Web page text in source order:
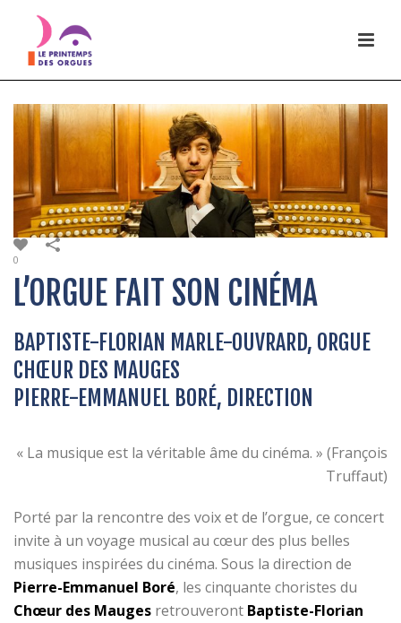
0
L’ORGUE FAIT SON CINÉMA
BAPTISTE-FLORIAN MARLE-OUVRARD, ORGUE
CHŒUR DES MAUGES
PIERRE-EMMANUEL BORÉ, DIRECTION
« La musique est la véritable âme du cinéma. » (François
Truffaut)
Porté par la rencontre des voix et de l’orgue, ce concert
invite à un voyage musical au cœur des plus belles
musiques inspirées du cinéma. Sous la direction de
Pierre-Emmanuel Boré, les cinquante choristes du
Chœur des Mauges retrouveront Baptiste-Florian